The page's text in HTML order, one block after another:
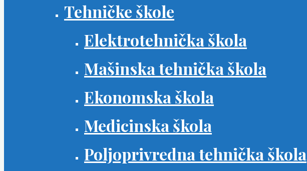
Tehničke škole
Elektrotehnička škola
Mašinska tehnička škola
Ekonomska škola
Medicinska škola
Poljoprivredna tehnička škola